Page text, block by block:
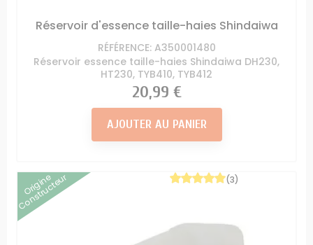
Réservoir d'essence taille-haies Shindaiwa
RÉFÉRENCE: A350001480
Réservoir essence taille-haies Shindaiwa DH230,
HT230, TYB410, TYB412
Prix
20,99 €
AJOUTER AU PANIER
Origine
Constructeur (3)